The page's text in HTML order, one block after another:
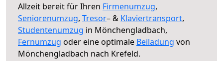
Allzeit bereit für Ihren Firmenumzug,
Seniorenumzug, Tresor– & Klaviertransport,
Studentenumzug in Mönchengladbach,
Fernumzug oder eine optimale Beiladung von
Mönchengladbach nach Krefeld.